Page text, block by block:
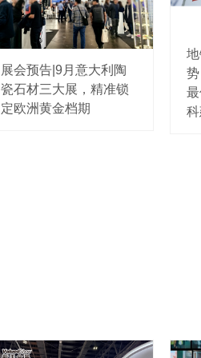
展会预告|9月意大利陶
瓷石材三大展，精准锁
定欧洲黄金档期